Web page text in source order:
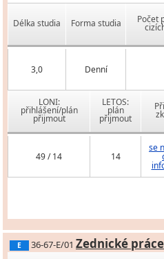
Délka studia Forma studia Počet
3,0 Denní
LONI:
přihlášení/plán
přijmout
LETOS:
plán
přijmout
49 / 14 14
se
E 36-67-E/01 Zednické práce